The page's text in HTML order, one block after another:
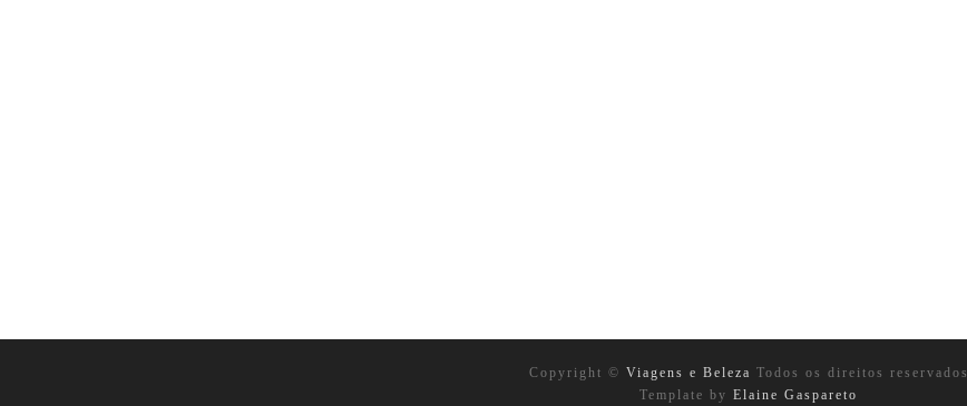
Copyright © Viagens e Beleza Todos os direitos reservados
Template by Elaine Gaspareto